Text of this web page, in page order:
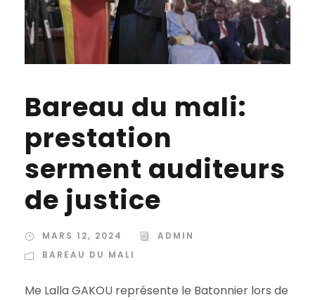
Bareau du mali:
prestation
serment auditeurs
de justice
MARS 12, 2024
ADMIN
BAREAU DU MALI
Me Lalla GAKOU représente le Batonnier lors de